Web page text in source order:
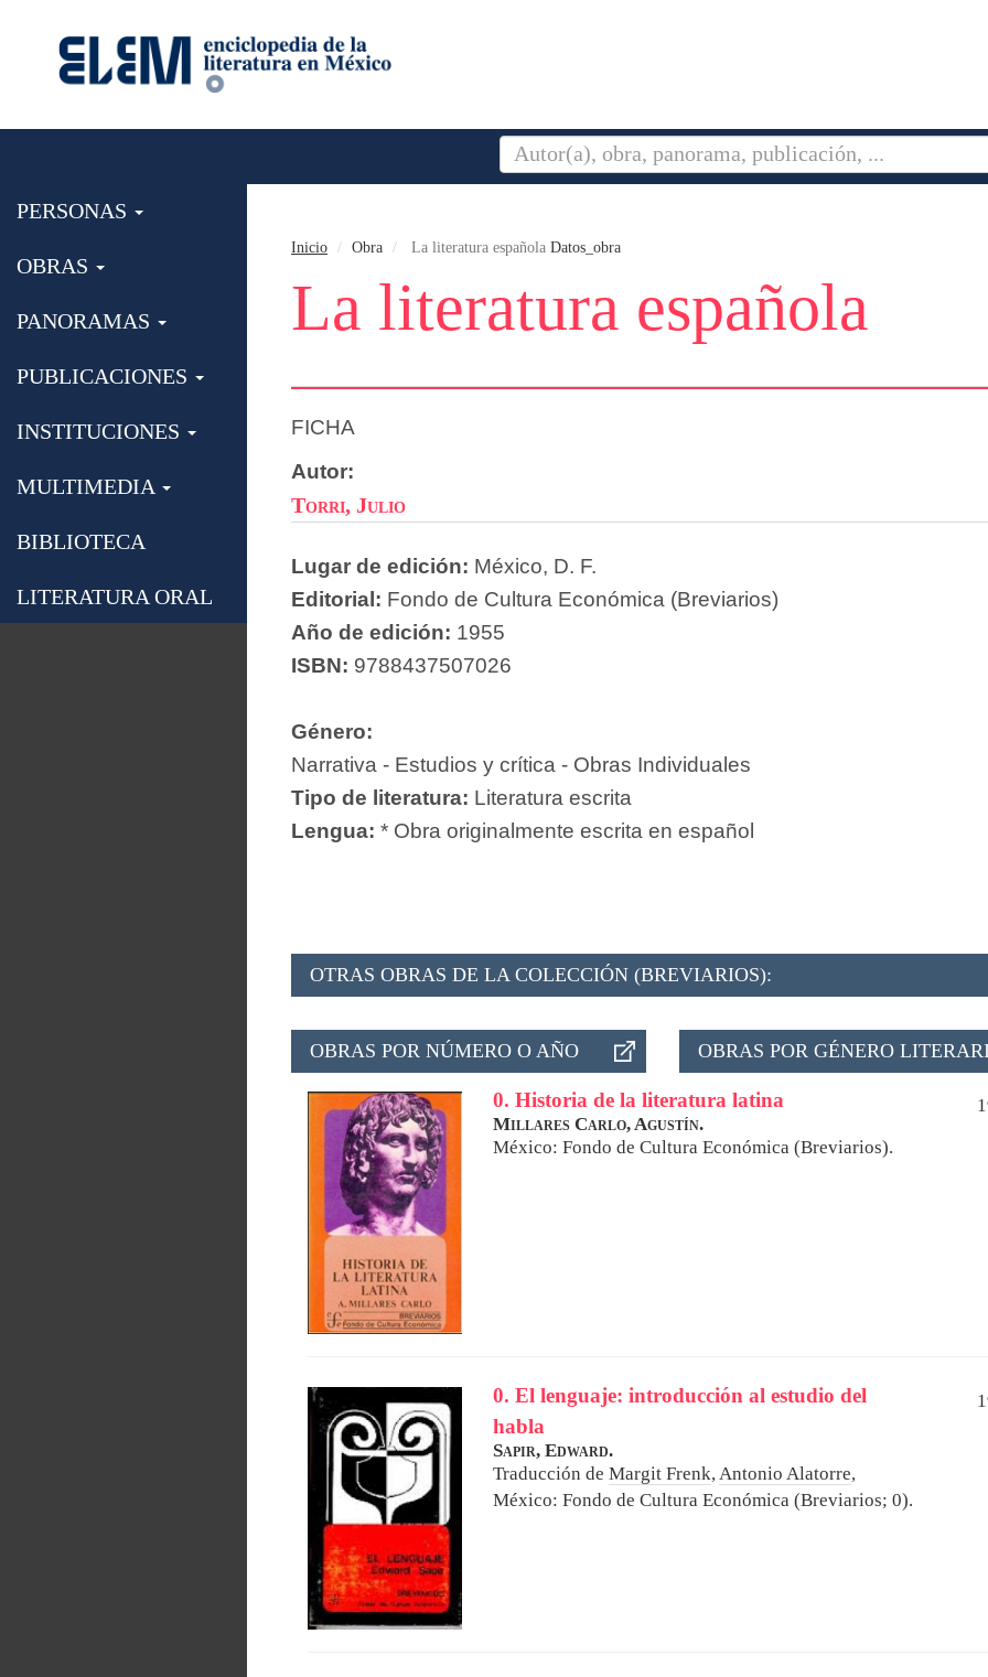
PERSONAS
OBRAS
PANORAMAS
PUBLICACIONES
INSTITUCIONES
MULTIMEDIA
BIBLIOTECA
LITERATURA ORAL
Inicio Obra La literatura española Datos_obra
La literatura española
FICHA
Autor:
Torri, Julio
Lugar de edición: México, D. F.
Editorial: Fondo de Cultura Económica (Breviarios)
Año de edición: 1955
ISBN: 9788437507026
Género:
Narrativa - Estudios y crítica - Obras Individuales
Tipo de literatura: Literatura escrita
Lengua: * Obra originalmente escrita en español
OTRAS OBRAS DE LA COLECCIÓN (BREVIARIOS):
OBRAS POR NÚMERO O AÑO OBRAS POR GÉNERO
0. Historia de la literatura latina
Millares Carlo, Agustín.
México: Fondo de Cultura Económica (Breviarios).
0. El lenguaje: introducción al estudio del
habla
Sapir, Edward.
Traducción deMargit Frenk,Antonio Alatorre,
México: Fondo de Cultura Económica (Breviarios; 0).